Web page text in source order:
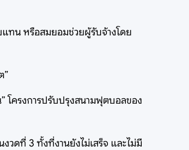
แทน หรือสมยอมช่วยผู้รับจ้างโดย
”
โครงการปรับปรุงสนามฟุตบอลของ
วดที่ 3 ทั้งที่งานยังไม่เสร็จ และไม่มี